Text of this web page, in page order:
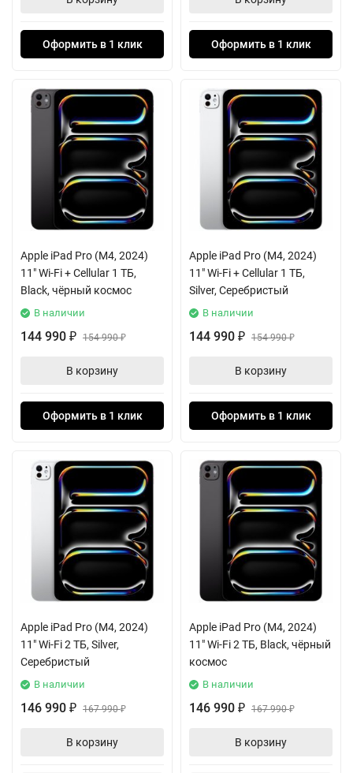
Оформить в 1 клик Оформить в 1 клик
Apple iPad Pro (M4, 2024)
11" Wi-Fi + Cellular 1 ТБ,
Black, чёрный космос
В наличии
144 990 ₽ 154 990₽
В корзину
Оформить в 1 клик
Apple iPad Pro (M4, 2024)
11" Wi-Fi + Cellular 1 ТБ,
Silver, Серебристый
В наличии
144 990 ₽ 154 990₽
В корзину
Оформить в 1 клик
Apple iPad Pro (M4, 2024)
11" Wi-Fi 2 ТБ, Silver,
Серебристый
В наличии
146 990 ₽ 167 990₽
В корзину
Apple iPad Pro (M4, 2024)
11" Wi-Fi 2 ТБ, Black, чёрный
космос
В наличии
146 990 ₽ 167 990₽
В корзину